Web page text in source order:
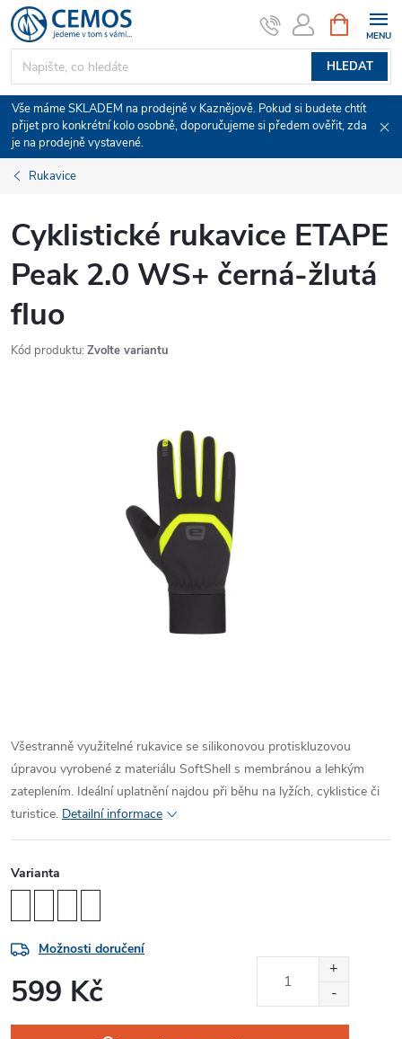
Přejít
na
obsah
HLEDAT
NÁKUPNÍ
KOŠÍK
Vše máme SKLADEM na prodejně v Kaznějově. Pokud si budete chtít
přijet pro konkrétní kolo osobně, doporučujeme si předem ověřit, zda
je na prodejně vystavené.
Rukavice
Cyklistické rukavice ETAPE
Peak 2.0 WS+ černá-žlutá
fluo
Kód produktu: Zvolte variantu
Všestranně využitelné rukavice se silikonovou protiskluzovou
úpravou vyrobené z materiálu SoftShell s membránou a lehkým
zateplením. Ideální uplatnění najdou při běhu na lyžích, cyklistice či
turistice. Detailní informace
Varianta
Možnosti doručení
599 Kč